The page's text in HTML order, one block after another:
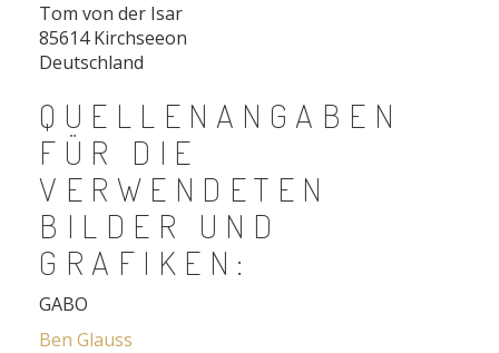
Tom von der Isar
85614 Kirchseeon
Deutschland
QUELLENANGABEN
FÜR DIE
VERWENDETEN
BILDER UND
GRAFIKEN:
GABO
Ben Glauss